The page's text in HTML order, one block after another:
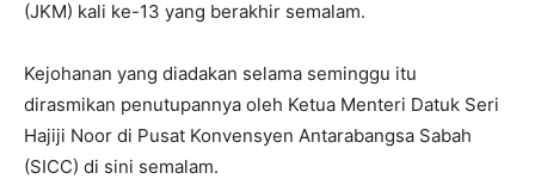
(JKM) kali ke-13 yang berakhir semalam.
Kejohanan yang diadakan selama seminggu itu
dirasmikan penutupannya oleh Ketua Menteri Datuk Seri
Hajiji Noor di Pusat Konvensyen Antarabangsa Sabah
(SICC) di sini semalam.